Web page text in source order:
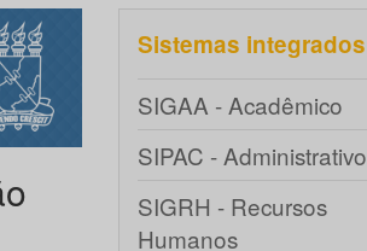
Sistemas integrados
SIGAA - Acadêmico
SIPAC - Administrativo
SIGRH - Recursos
Humanos